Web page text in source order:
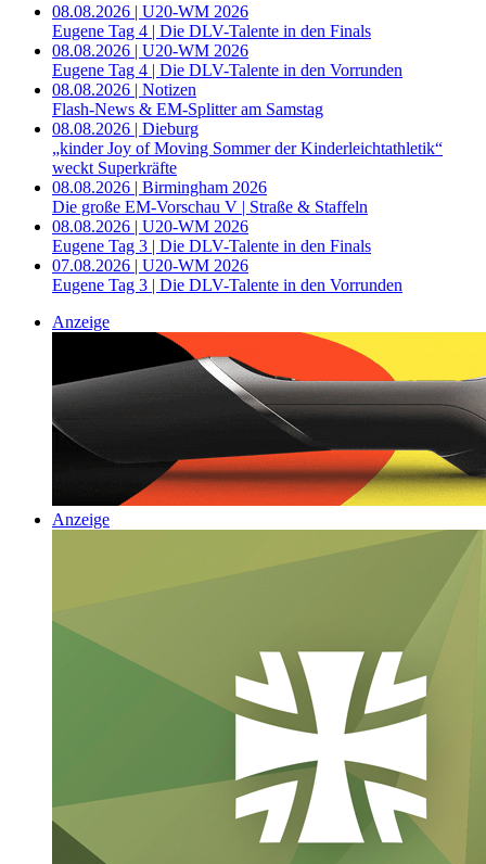
08.08.2026 | U20-WM 2026
Eugene Tag 4 | Die DLV-Talente in den Finals
08.08.2026 | U20-WM 2026
Eugene Tag 4 | Die DLV-Talente in den Vorrunden
08.08.2026 | Notizen
Flash-News & EM-Splitter am Samstag
08.08.2026 | Dieburg
„kinder Joy of Moving Sommer der Kinderleichtathletik“
weckt Superkräfte
08.08.2026 | Birmingham 2026
Die große EM-Vorschau V | Straße & Staffeln
08.08.2026 | U20-WM 2026
Eugene Tag 3 | Die DLV-Talente in den Finals
07.08.2026 | U20-WM 2026
Eugene Tag 3 | Die DLV-Talente in den Vorrunden
Anzeige
Anzeige